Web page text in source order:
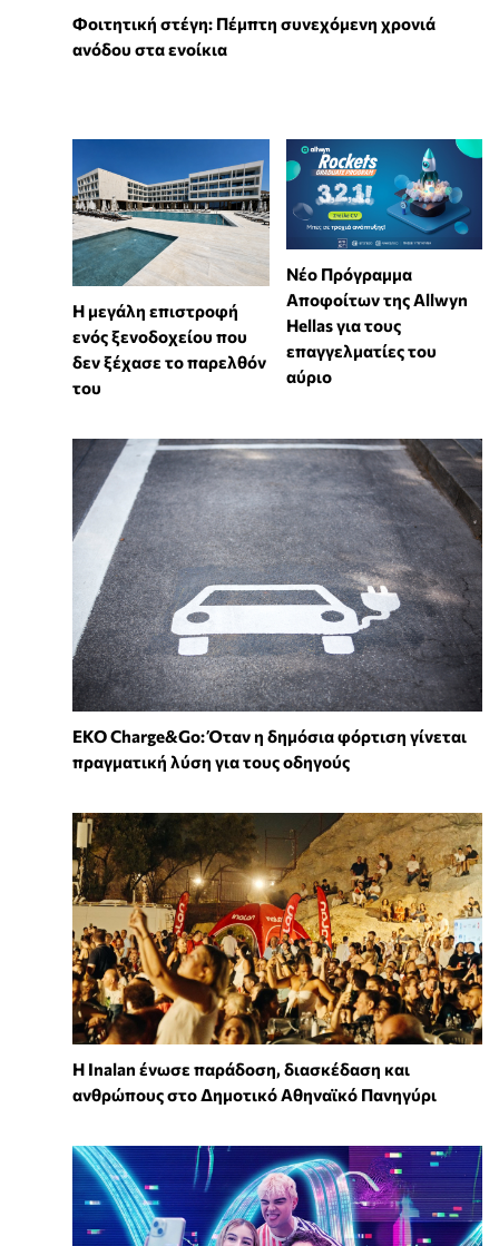
Φοιτητική στέγη: Πέμπτη συνεχόμενη χρονιά
ανόδου στα ενοίκια
Η μεγάλη επιστροφή
ενός ξενοδοχείου που
δεν ξέχασε το παρελθόν
του
Νέο Πρόγραμμα
Αποφοίτων της Allwyn
Hellas για τους
επαγγελματίες του
αύριο
EKO Charge&Go: Όταν η δημόσια φόρτιση γίνεται
πραγματική λύση για τους οδηγούς
Η Inalan ένωσε παράδοση, διασκέδαση και
ανθρώπους στο Δημοτικό Αθηναϊκό Πανηγύρι